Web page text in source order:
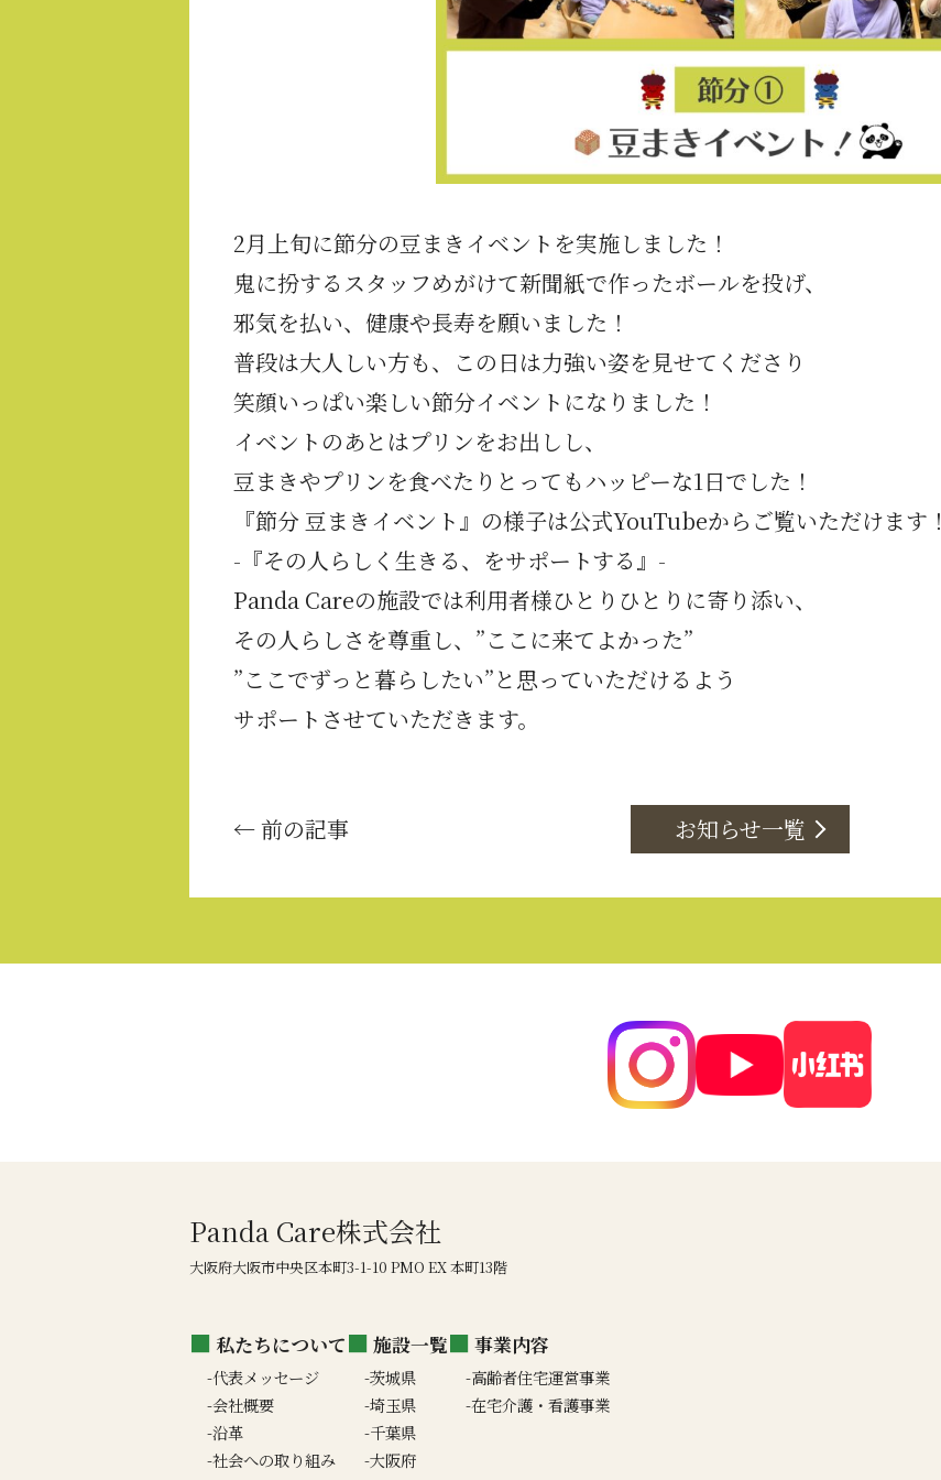
2月上旬に節分の豆まきイベントを実施しました！
鬼に扮するスタッフめがけて新聞紙で作ったボールを投げ、
邪気を払い、健康や長寿を願いました！
普段は大人しい方も、この日は力強い姿を見せてくださり
笑顔いっぱい楽しい節分イベントになりました！
イベントのあとはプリンをお出しし、
豆まきやプリンを食べたりとってもハッピーな1日でした！
『節分 豆まきイベント』の様子は公式YouTubeからご覧いただけます！
-『その人らしく生きる、をサポートする』-
Panda Careの施設では利用者様ひとりひとりに寄り添い、
その人らしさを尊重し、”ここに来てよかった”
”ここでずっと暮らしたい”と思っていただけるよう
サポートさせていただきます。
← 前の記事 お知らせ一覧
Panda Care株式会社
大阪府大阪市中央区本町3-1-10 PMO EX 本町13階
私たちについて
代表メッセージ
会社概要
沿革
社会への取り組み
施設一覧
茨城県
埼玉県
千葉県
大阪府
事業内容
高齢者住宅運営事業
在宅介護・看護事業